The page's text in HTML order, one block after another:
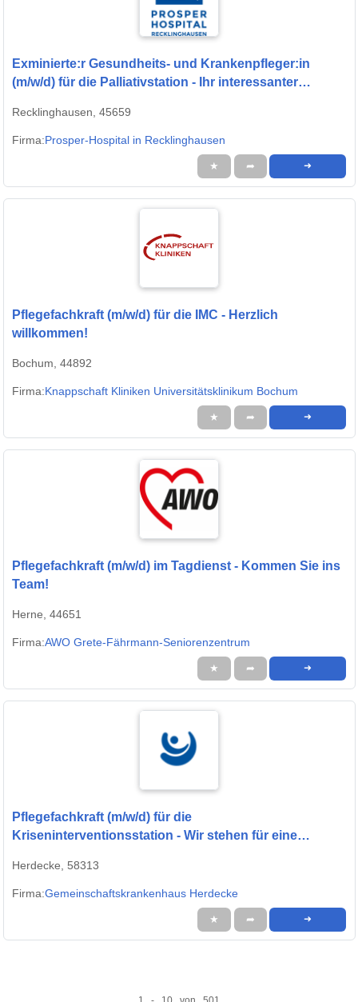
Exminierte:r Gesundheits- und Krankenpfleger:in
(m/w/d) für die Palliativstation - Ihr interessanter
Recklinghausen, 45659
Firma:Prosper-Hospital in Recklinghausen
★ ➦ ➜
Pflegefachkraft (m/w/d) für die IMC - Herzlich
willkommen!
Bochum, 44892
Firma:Knappschaft Kliniken Universitätsklinikum Bochum
★ ➦ ➜
Pflegefachkraft (m/w/d) im Tagdienst - Kommen Sie ins
Team!
Herne, 44651
Firma:AWO Grete-Fährmann-Seniorenzentrum
★ ➦ ➜
Pflegefachkraft (m/w/d) für die
Kriseninterventionsstation - Wir stehen für eine
Herdecke, 58313
Firma:Gemeinschaftskrankenhaus Herdecke
★ ➦ ➜